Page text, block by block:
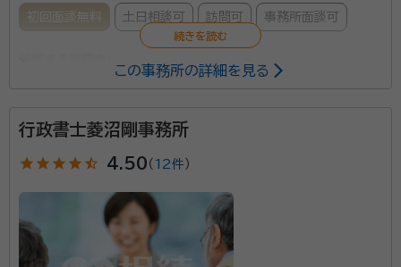
初回面談無料 土日相談可 訪問可 事務所面談可
士 三浦事務所 開業
事務所口コミ（抜粋）：
account_circle 満足度 5.0 ご利用時期：2021/8
相続手続き、遺言作成、民事信託等のサポートをしてお
この事務所の詳細を見る
行政書士菱沼剛事務所
star star star star star_half 4.50 （ 12件）